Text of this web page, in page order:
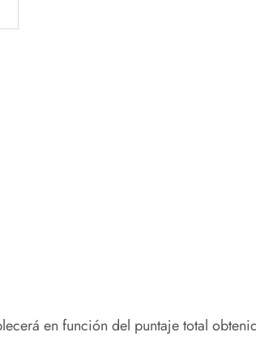
en función del puntaje total